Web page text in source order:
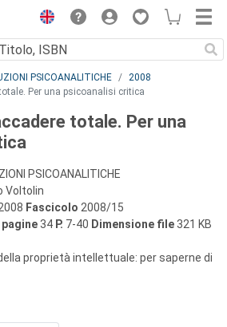
PSICOANALITICHE
2008
totale. Per una psicoanalisi critica
totale. Per una
PSICOANALITICHE
Voltolin
Fascicolo 2008/15
pagine 34 P. 7-40 Dimensione file 321 KB
della proprietà intellettuale: per saperne di